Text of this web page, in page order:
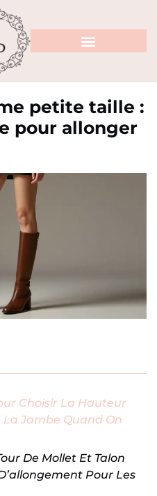
petite taille :
pour allonger
Choisir La Hauteur
Jambe Quand On
De Mollet Et Talon
Pour Les